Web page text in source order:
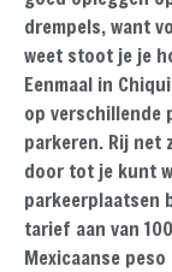
drempels, want
weet stoot je je
Eenmaal in
op verschillende
parkeren. Rij net
door tot je kunt
parkeerplaatsen
tarief aan van 100
Mexicaanse